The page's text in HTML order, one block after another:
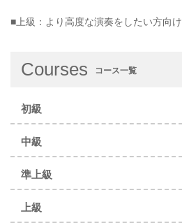
■上級：より高度な演奏をしたい方向け
Courses コース一覧
初級
中級
準上級
上級